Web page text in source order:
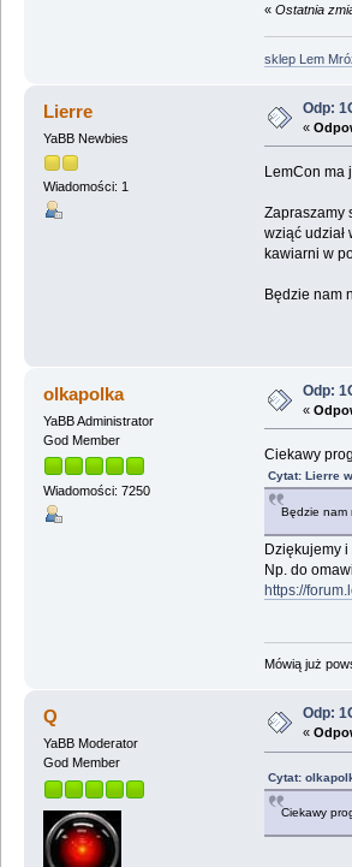
« Ostatnia
sklep Lem
Lierre
YaBB Newbies
Wiadomości: 1
Odp:
«
LemCon ma
Zapraszamy
wziąć
kawiarni w
Będzie nam
olkapolka
YaBB Administrator
God Member
Wiadomości: 7250
Odp:
«
Ciekawy
Cytat: Lierre
Będzie nam
Dziękujemy
Np. do
https://
Mówią już
Q
YaBB Moderator
God Member
Odp:
«
Cytat:
Ciekawy